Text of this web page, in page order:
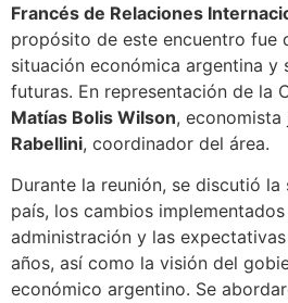
Francés de Relaciones
propósito de este encuentro fue
situación económica argentina y
futuras. En representación de la
Matías Bolis Wilson, economista
Rabellini, coordinador del área.
Durante la reunión, se discutió
país, los cambios
administración y las
años, así como la visión del
económico argentino. Se